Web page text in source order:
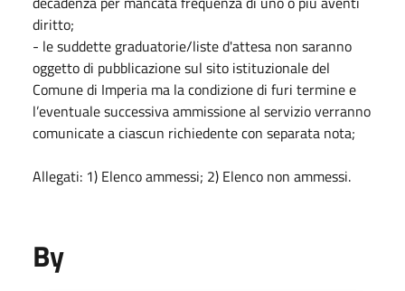
diritto;
- le suddette graduatorie/liste d'attesa non saranno
oggetto di pubblicazione sul sito istituzionale del
Comune di Imperia ma la condizione di furi termine e
l’eventuale successiva ammissione al servizio verranno
comunicate a ciascun richiedente con separata nota;
Allegati: 1) Elenco ammessi; 2) Elenco non ammessi.
By